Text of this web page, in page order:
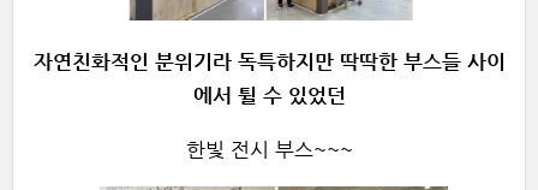
자연친화적인 분위기라 독특하지만 딱딱한 부스들 사이
에서 튈 수 있었던
한빛 전시 부스~~~